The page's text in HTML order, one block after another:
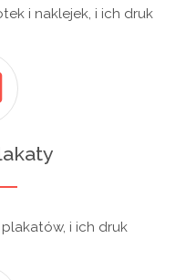
i naklejek, i ich druk
i ich druk